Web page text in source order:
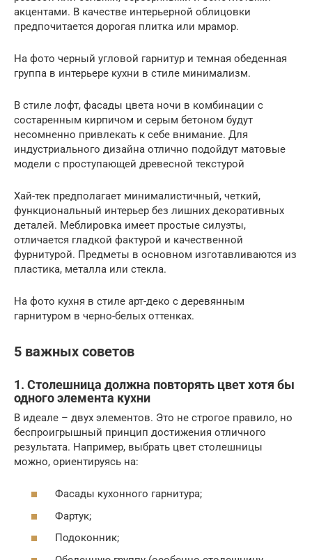
акцентами. В качестве интерьерной облицовки
предпочитается дорогая плитка или мрамор.
На фото черный угловой гарнитур и темная обеденная
группа в интерьере кухни в стиле минимализм.
В стиле лофт, фасады цвета ночи в комбинации с
состаренным кирпичом и серым бетоном будут
несомненно привлекать к себе внимание. Для
индустриального дизайна отлично подойдут матовые
модели с проступающей древесной текстурой
Хай-тек предполагает минималистичный, четкий,
функциональный интерьер без лишних декоративных
деталей. Меблировка имеет простые силуэты,
отличается гладкой фактурой и качественной
фурнитурой. Предметы в основном изготавливаются из
пластика, металла или стекла.
На фото кухня в стиле арт-деко с деревянным
гарнитуром в черно-белых оттенках.
5 важных советов
1. Столешница должна повторять цвет хотя бы
одного элемента кухни
В идеале – двух элементов. Это не строгое правило, но
беспроигрышный принцип достижения отличного
результата. Например, выбрать цвет столешницы
можно, ориентируясь на:
Фасады кухонного гарнитура;
Фартук;
Подоконник;